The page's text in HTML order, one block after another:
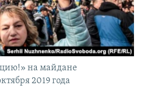
на майдане
2019 года